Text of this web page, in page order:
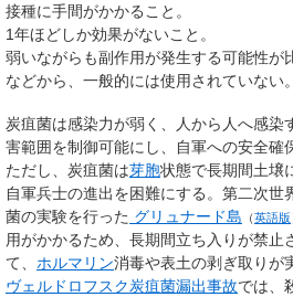
接種に手間がかかること。
1年ほどしか効果がないこと。
弱いながらも副作用が発生する可能性が
などから、一般的には使用されていない。
炭疽菌は感染力が弱く、人から人へ感染
害範囲を制御可能にし、自軍への安全確
ただし、炭疽菌は芽胞状態で長期間土壌
自軍兵士の進出を困難にする。第二次世
菌の実験を行った グリュナード島 （英語版
用がかかるため、長期間立ち入りが禁止
て、 ホルマリン消毒や表土の剥ぎ取りが
ヴェルドロフスク炭疽菌漏出事故では、